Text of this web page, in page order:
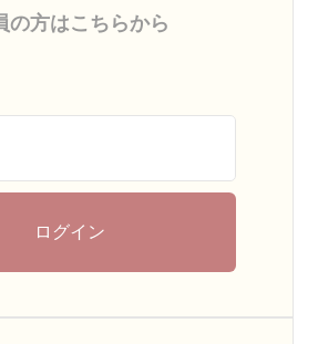
の方はこちらから
ログイン